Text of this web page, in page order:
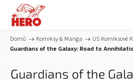
Domů / Komiksy & Manga / US Komiksové
Guardians of the Galaxy: Road to
Guardians of the